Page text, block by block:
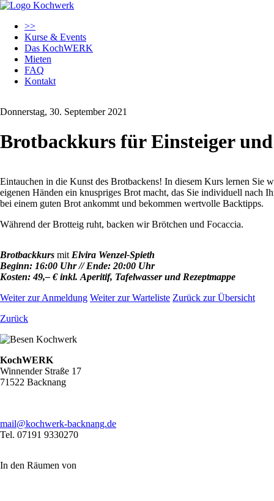
überspringen
>>
Kurse & Events
Das KochWERK
Mieten
FAQ
Kontakt
Donnerstag, 30. September 2021
Brotbackkurs für Einsteiger
Eintauchen in die Kunst des Brotbackens! In diesem Kurs lernen Sie
eigenen Händen ein knuspriges Brot macht, das Sie individuell nach
bei einem guten Brot ankommt und bekommen wertvolle Backtipps.
Während der Brotteig ruht, backen wir Brötchen und Focaccia.
Brotbackkurs mit Elvira Wenzel-Spieth
Beginn: 16:00 Uhr // Ende: 20:00 Uhr
Kosten: 49,– € inkl. Aperitif, Tafelwasser und Rezeptmappe
Weiter zur Anmeldung Weiter zur Warteliste Zurück zur Übersicht
Zurück
KochWERK
Winnender Straße 17
71522 Backnang
mail@kochwerk-backnang.de
Tel. 07191 9330270
In den Räumen von